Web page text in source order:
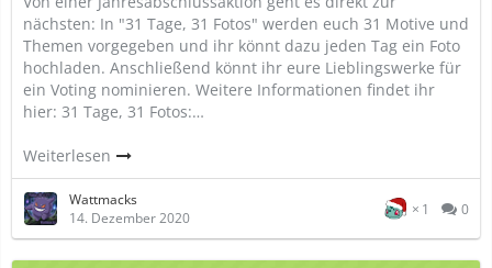
nächsten: In "31 Tage, 31 Fotos" werden euch 31 Motive und
Themen vorgegeben und ihr könnt dazu jeden Tag ein Foto
hochladen. Anschließend könnt ihr eure Lieblingswerke für
ein Voting nominieren. Weitere Informationen findet ihr
hier: 31 Tage, 31 Fotos:…
Weiterlesen
Wattmacks
14. Dezember 2020
1 0